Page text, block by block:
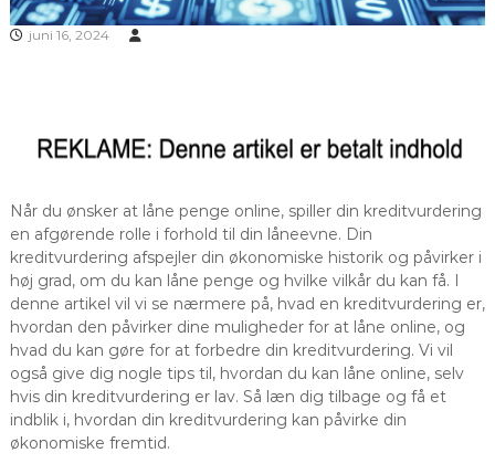
juni 16, 2024
Når du ønsker at låne penge online, spiller din kreditvurdering
en afgørende rolle i forhold til din låneevne. Din
kreditvurdering afspejler din økonomiske historik og påvirker i
høj grad, om du kan låne penge og hvilke vilkår du kan få. I
denne artikel vil vi se nærmere på, hvad en kreditvurdering er,
hvordan den påvirker dine muligheder for at låne online, og
hvad du kan gøre for at forbedre din kreditvurdering. Vi vil
også give dig nogle tips til, hvordan du kan låne online, selv
hvis din kreditvurdering er lav. Så læn dig tilbage og få et
indblik i, hvordan din kreditvurdering kan påvirke din
økonomiske fremtid.